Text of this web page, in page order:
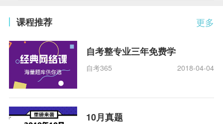
更多
课程推荐
自考整专业三年免费学
自考365 2018-04-04
10月真题